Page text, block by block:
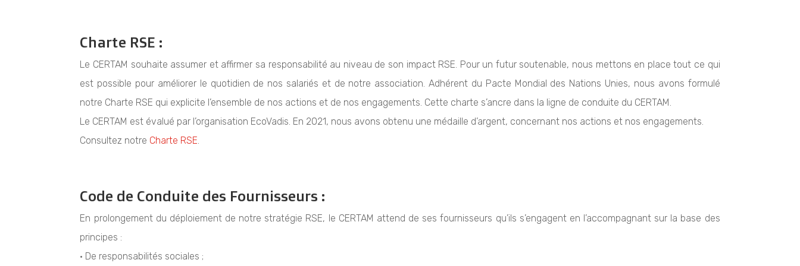
Charte RSE :
Le CERTAM souhaite assumer et affirmer sa responsabilité au niveau de son impact RSE. Pour un futur soutenable, nous mettons en place tout ce qui
est possible pour améliorer le quotidien de nos salariés et de notre association. Adhérent du Pacte Mondial des Nations Unies, nous avons formulé
notre Charte RSE qui explicite l’ensemble de nos actions et de nos engagements. Cette charte s’ancre dans la ligne de conduite du CERTAM.
Le CERTAM est évalué par l’organisation EcoVadis. En 2021, nous avons obtenu une médaille d’argent, concernant nos actions et nos engagements.
Consultez notre Charte RSE.
Code de Conduite des Fournisseurs :
En prolongement du déploiement de notre stratégie RSE, le CERTAM attend de ses fournisseurs qu’ils s’engagent en l’accompagnant sur la base des
principes :
• De responsabilités sociales ;